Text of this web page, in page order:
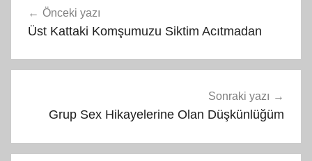
gezinmesi
Önceki yazı
Üst Kattaki Komşumuzu Siktim Acıtmadan
Sonraki yazı
Grup Sex Hikayelerine Olan Düşkünlüğüm